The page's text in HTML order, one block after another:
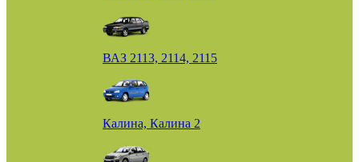
ВАЗ 2113, 2114, 2115
Калина, Калина 2